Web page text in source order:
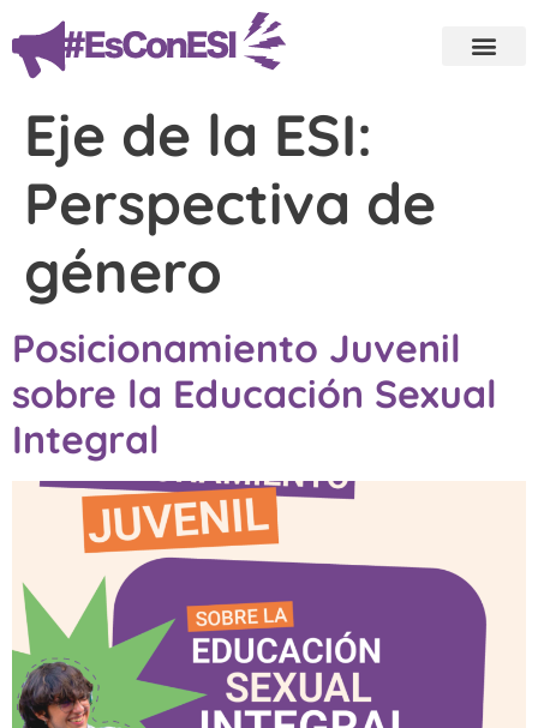
Eje de la ESI:
Perspectiva de
género
Posicionamiento Juvenil
sobre la Educación Sexual
Integral